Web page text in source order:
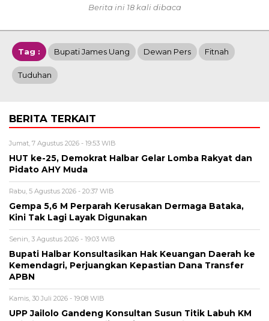
Berita ini 18 kali dibaca
Tag : Bupati James Uang Dewan Pers Fitnah
Tuduhan
BERITA TERKAIT
Jumat, 7 Agustus 2026 - 19:53 WIB
HUT ke-25, Demokrat Halbar Gelar Lomba Rakyat dan
Pidato AHY Muda
Rabu, 5 Agustus 2026 - 20:37 WIB
Gempa 5,6 M Perparah Kerusakan Dermaga Bataka,
Kini Tak Lagi Layak Digunakan
Senin, 3 Agustus 2026 - 19:03 WIB
Bupati Halbar Konsultasikan Hak Keuangan Daerah ke
Kemendagri, Perjuangkan Kepastian Dana Transfer
APBN
Kamis, 30 Juli 2026 - 19:08 WIB
UPP Jailolo Gandeng Konsultan Susun Titik Labuh KM